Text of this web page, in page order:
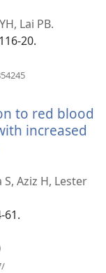
Lai PB.
20.
вікні)
to red blood
increased
S, Aziz H, Lester
61.